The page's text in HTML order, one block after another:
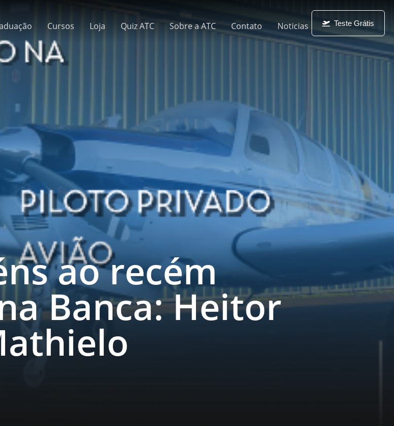
Cursos Loja Quiz ATC Sobre a ATC Contato Noticias Teste Grátis
ao recém
Banca: Heitor